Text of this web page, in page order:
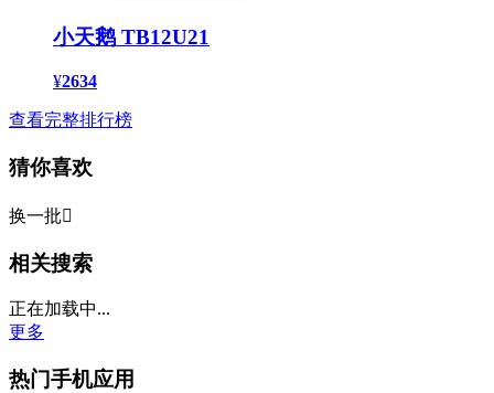
小天鹅 TB12U21
¥2634
查看完整排行榜
猜你喜欢
换一批
相关搜索
正在加载中...
更多
热门手机应用